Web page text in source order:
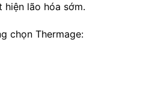
lão hóa sớm.
chọn Thermage: